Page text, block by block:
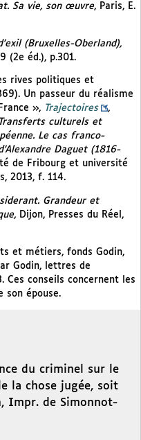
Sa vie, son œuvre, Paris, E.
(Bruxelles-Oberland),
(2e éd.), p.301.
rives politiques et
Un passeur du réalisme
», Trajectoires
,
Transferts culturels et
Le cas franco-
Daguet (1816-
de Fribourg et université
2013, f. 114.
Grandeur et
Dijon, Presses du Réel,
et métiers, fonds Godin,
Godin, lettres de
Ces conseils concernent les
son épouse.
du criminel sur le
la chose jugée, soit
Impr. de Simonnot-